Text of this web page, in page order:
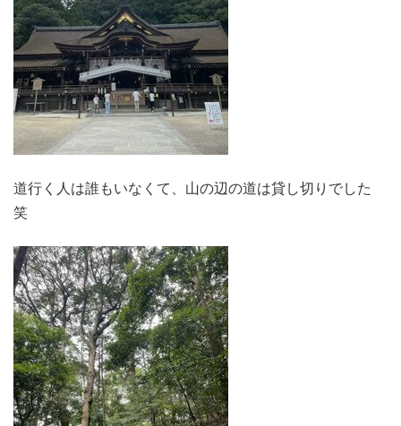
道行く人は誰もいなくて、山の辺の道は貸し切りでした
笑